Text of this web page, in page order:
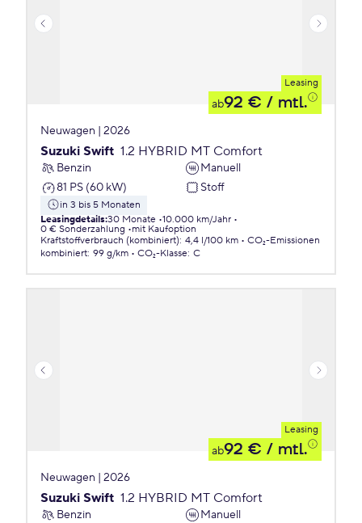
Leasing
ab92 € / mtl.
Neuwagen | 2026
Suzuki Swift 1.2 HYBRID MT Comfort
Benzin
Manuell
81 PS (60 kW)
Stoff
in 3 bis 5 Monaten
Leasingdetails:30 Monate 10.000 km/Jahr
0 € Sonderzahlung
mit Kaufoption
Kraftstoffverbrauch (kombiniert): 4,4 l/100 km
CO₂-Emissionen
kombiniert: 99 g/km CO₂-Klasse: C
Leasing
ab92 € / mtl.
Neuwagen | 2026
Suzuki Swift 1.2 HYBRID MT Comfort
Benzin
Manuell